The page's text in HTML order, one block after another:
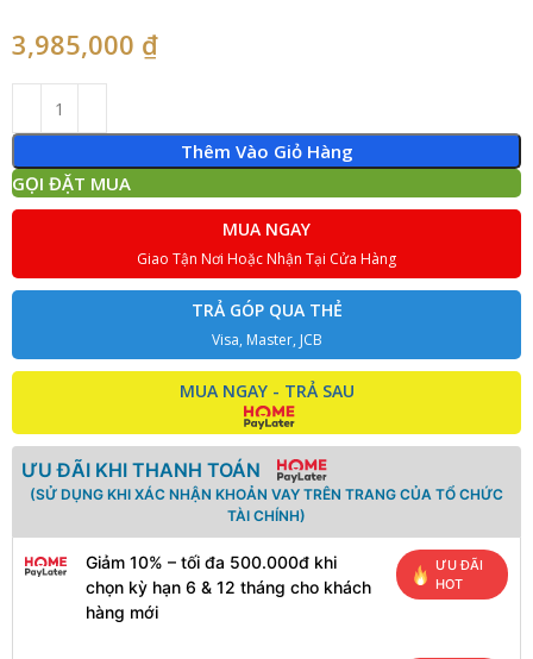
3,985,000 ₫
Thêm Vào Giỏ Hàng
GỌI ĐẶT MUA
MUA NGAY
Giao Tận Nơi Hoặc Nhận Tại Cửa Hàng
TRẢ GÓP QUA THẺ
Visa, Master, JCB
MUA NGAY - TRẢ SAU
ƯU ĐÃI KHI THANH TOÁN
(SỬ DỤNG KHI XÁC NHẬN KHOẢN VAY TRÊN TRANG CỦA TỔ CHỨC
TÀI CHÍNH)
Giảm 10% – tối đa 500.000đ khi
chọn kỳ hạn 6 & 12 tháng cho khách
hàng mới
ƯU ĐÃI
HOT